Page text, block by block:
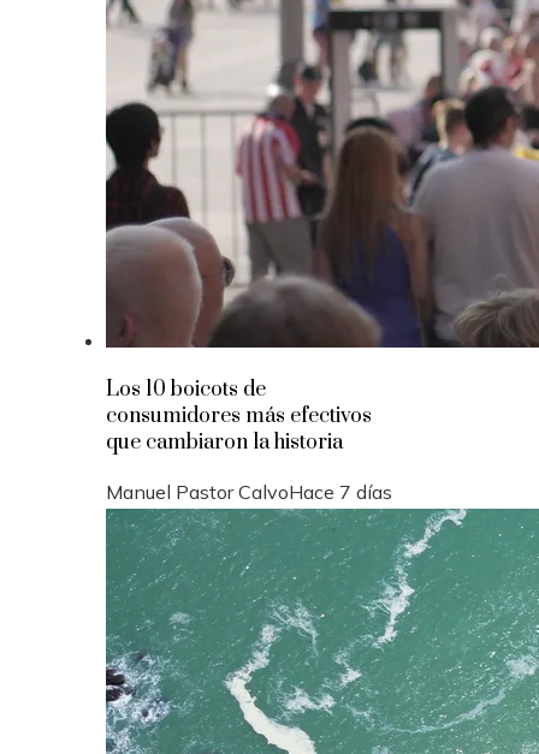
Los 10 boicots de
consumidores más efectivos
que cambiaron la historia
Manuel Pastor CalvoHace 7 días